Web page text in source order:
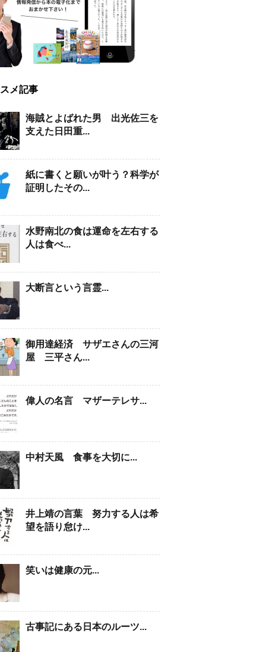
メ記事
海賊とよばれた男 出光佐三を
支えた日田重...
紙に書くと願いが叶う？科学が
証明したその...
水野南北の食は運命を左右する
人は食べ...
大断言という言霊...
御用達経済 サザエさんの三河
屋 三平さん...
偉人の名言 マザーテレサ...
中村天風 食事を大切に...
井上靖の言葉 努力する人は希
望を語り怠け...
笑いは健康の元...
古事記にある日本のルーツ...